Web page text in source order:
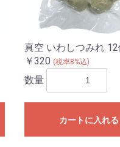
真空 いわしつみれ 12
￥320 (税率8%込)
数量
カートに入れる